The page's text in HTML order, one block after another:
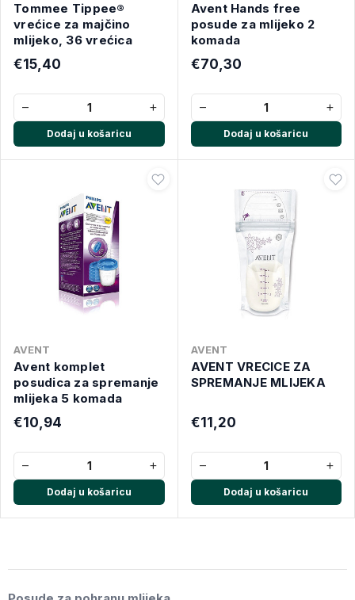
Tommee Tippee®
vrećice za majčino
mlijeko, 36 vrećica
€15,40
− +
Dodaj u košaricu
Avent Hands free
posude za mlijeko 2
komada
€70,30
− +
Dodaj u košaricu
AVENT
Avent komplet
posudica za spremanje
mlijeka 5 komada
€10,94
− +
Dodaj u košaricu
AVENT
AVENT VRECICE ZA
SPREMANJE MLIJEKA
€11,20
− +
Dodaj u košaricu